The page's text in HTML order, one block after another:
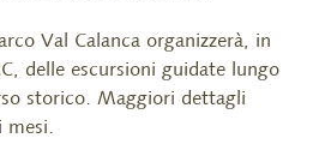
Val Calanca organizzerà, in
delle escursioni guidate lungo
storico. Maggiori dettagli
mesi.